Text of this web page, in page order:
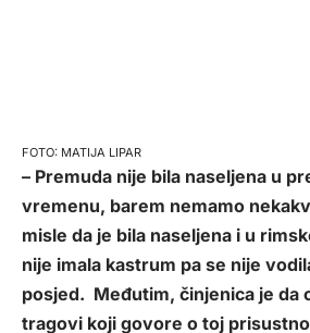
MATIJA LIPAR
– Premuda nije bila naseljena u
vremenu, barem nemamo
misle da je bila naseljena i u
nije imala kastrum pa se nije
posjed. Međutim, činjenica je da
tragovi koji govore o toj